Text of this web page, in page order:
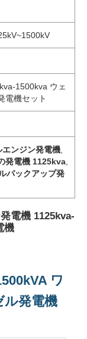
1500kva ウェ
電機セット
ンジン発電機
発電機 1125kva
バックアップ発
電機 1125kva-
機
ワ
発電機